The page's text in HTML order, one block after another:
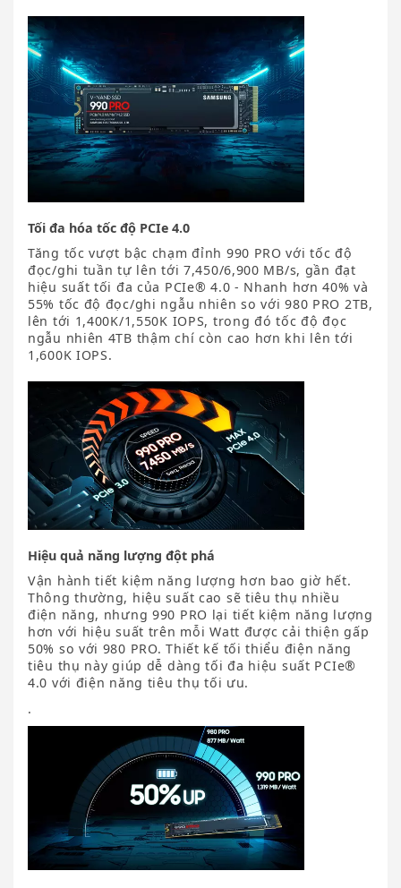
Tối đa hóa tốc độ PCIe 4.0
Tăng tốc vượt bậc chạm đỉnh 990 PRO với tốc độ
đọc/ghi tuần tự lên tới 7,450/6,900 MB/s, gần đạt
hiệu suất tối đa của PCIe® 4.0 - Nhanh hơn 40% và
55% tốc độ đọc/ghi ngẫu nhiên so với 980 PRO 2TB,
lên tới 1,400K/1,550K IOPS, trong đó tốc độ đọc
ngẫu nhiên 4TB thậm chí còn cao hơn khi lên tới
1,600K IOPS.
Hiệu quả năng lượng đột phá
Vận hành tiết kiệm năng lượng hơn bao giờ hết.
Thông thường, hiệu suất cao sẽ tiêu thụ nhiều
điện năng, nhưng 990 PRO lại tiết kiệm năng lượng
hơn với hiệu suất trên mỗi Watt được cải thiện gấp
50% so với 980 PRO. Thiết kế tối thiểu điện năng
tiêu thụ này giúp dễ dàng tối đa hiệu suất PCIe®
4.0 với điện năng tiêu thụ tối ưu.
.